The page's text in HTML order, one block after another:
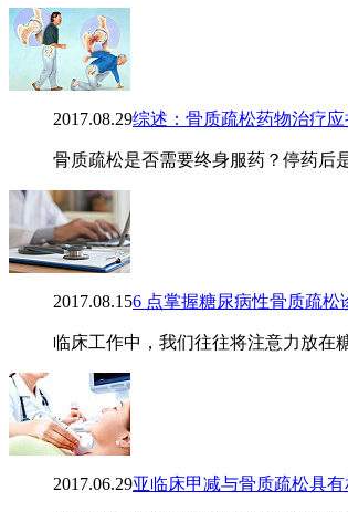
2017.08.29综述：骨质疏松药物治疗应
骨质疏松是否需要终身服药？停药后
2017.08.156 点掌握糖尿病性骨质疏松
临床工作中，我们往往将注意力放在
2017.06.29亚临床甲减与骨质疏松具